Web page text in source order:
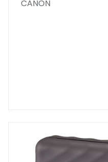
CANON